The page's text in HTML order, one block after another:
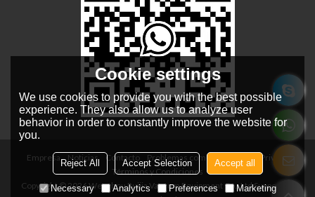
Empresa Noticias Contacto Problemas comunes
Noticia Privada
Términos y Condiciones
Copyright © 2026Wenzhou Ruijia Vacuum Equipment Co., LtdSupport By
Cookie settings
We use cookies to provide you with the best possible
experience. They also allow us to analyze user
behavior in order to constantly improve the website for
you.
Reject All Accept Selection Accept all
Necessary Analytics Preferences Marketing